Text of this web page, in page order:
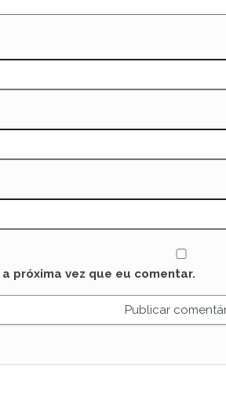
próxima vez que eu comentar.